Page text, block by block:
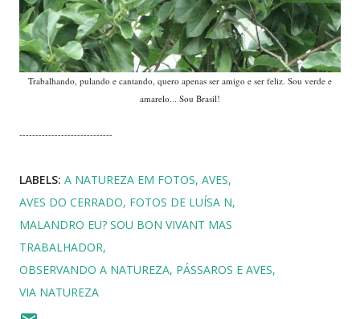
Trabalhando, pulando e cantando, quero apenas ser amigo e ser feliz. Sou verde e
amarelo... Sou Brasil!
-----------------------------
LABELS: A NATUREZA EM FOTOS AVES
AVES DO CERRADO FOTOS DE LUÍSA N
MALANDRO EU? SOU BON VIVANT MAS
TRABALHADOR
OBSERVANDO A NATUREZA PÁSSAROS E AVES
VIA NATUREZA